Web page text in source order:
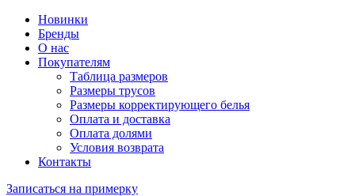
Новинки
Бренды
О нас
Покупателям
Таблица размеров
Размеры трусов
Размеры корректирующего белья
Оплата и доставка
Оплата долями
Условия возврата
Контакты
Записаться на примерку